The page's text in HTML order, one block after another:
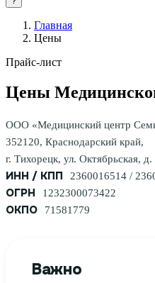
Главная
Цены
Прайс-лист
Цены
ООО «Медицинский центр
352120, Краснодарский край,
г. Тихорецк, ул. Октябрьская,
ИНН / КПП 2360016514 /
ОГРН 1232300073422
ОКПО 71581779
Важно